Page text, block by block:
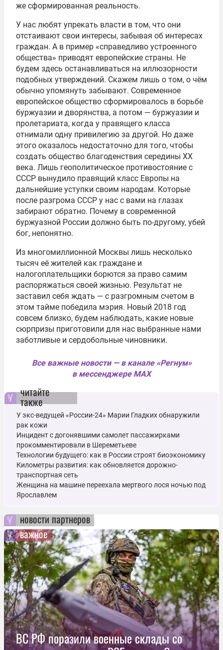
же сформированная реальность.
У нас любят упрекать власти в том, что они
отстаивают свои интересы, забывая об интересах
граждан. А в пример «справедливо устроенного
общества» приводят европейские страны. Не
будем здесь останавливаться на иллюзорности
подобных утверждений. Скажем лишь о том, о чём
обычно упомянуть забывают. Современное
европейское общество сформировалось в борьбе
буржуазии и дворянства, а потом — буржуазии и
пролетариата, когда у правящего класса
отнимали одну привилегию за другой. Но даже
этого оказалось недостаточно для того, чтобы
создать общество благоденствия середины XX
века. Лишь геополитическое противостояние с
СССР вынудило правящий класс Европы на
дальнейшие уступки своим народам. Которые
после разгрома СССР у нас с вами на глазах
забирают обратно. Почему в современной
буржуазной России должно быть по-другому, убей
бог, непонятно.
Из многомиллионной Москвы лишь несколько
тысяч её жителей как граждане и
налогоплательщики борются за право самим
распоряжаться своей жизнью. Результат не
заставил себя ждать — с разгромным счетом в
этом тайме победила мэрия. Новый 2018 год
совсем близко, будем наблюдать, какие новые
сюрпризы приготовили для нас выбранные нами
заботливые и сердобольные чиновники.
Все важные новости — в канале «Регнум»
в мессенджере MAX
читайте
также
У экс-ведущей «России-24» Марии Гладких обнаружили
рак кожи
Инцидент с догонявшими самолет пассажирками
прокомментировали в Шереметьеве
Технологии будущего: как в России строят биоэкономику
Километры развития: как обновляется дорожно-
транспортная сеть
Женщина на машине переехала мертвого лося ночью под
Ярославлем
новости партнеров
важное
ВС РФ поразили военные склады со